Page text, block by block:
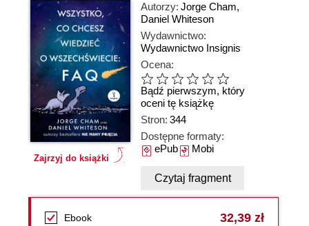
Zajrzyj do książki
Autorzy: Jorge Cham,
Daniel Whiteson
Wydawnictwo:
Wydawnictwo Insignis
Ocena:
Bądź pierwszym, który
oceni tę książkę
Stron: 344
Dostępne formaty:
ePubMobi
Czytaj fragment
Ebook 32,39 zł